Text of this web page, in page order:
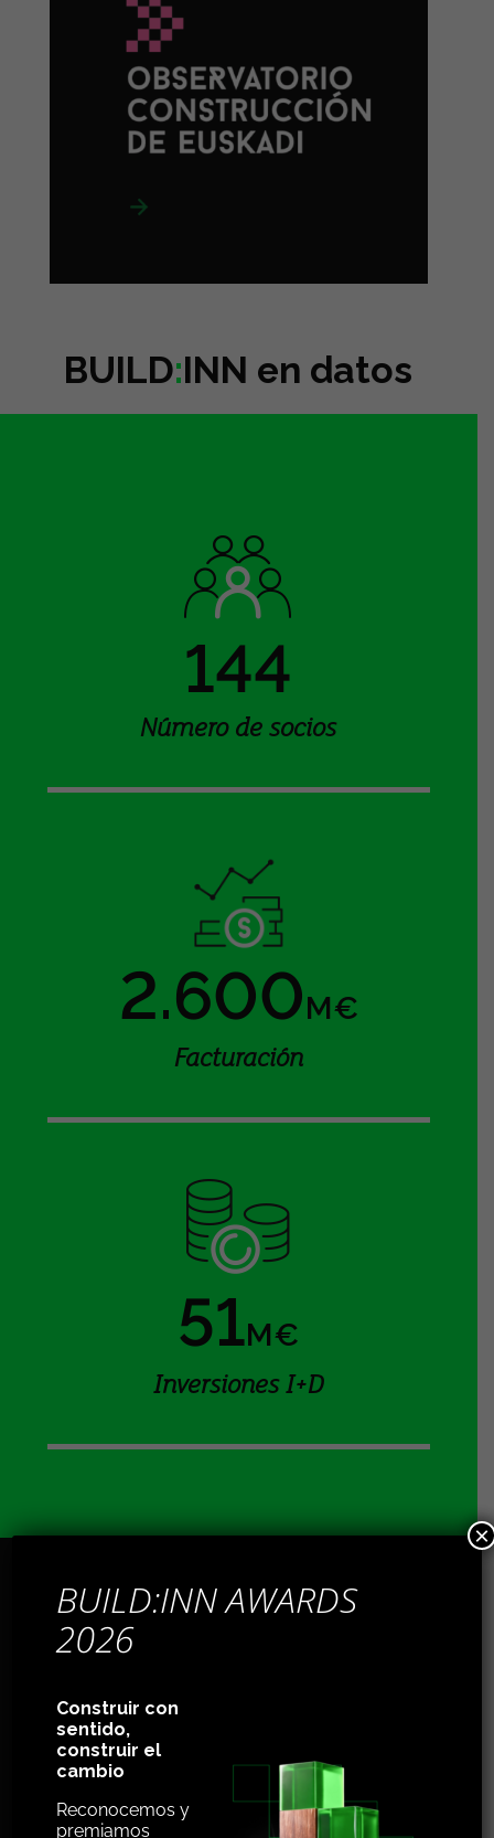
BUILD:INN en datos
144
Número de socios
2.600M€
Facturación
51M€
Inversiones I+D
Proyectos dinamizados
vs 37 aprobados
BUILD:INN AWARDS
2026
Construir con
sentido,
construir el
cambio
Reconocemos y
premiamos
×